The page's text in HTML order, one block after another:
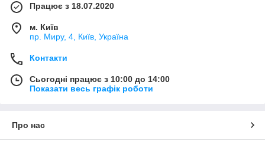
Працює з 18.07.2020
м. Київ
пр. Миру, 4, Київ, Україна
Контакти
Сьогодні працює з 10:00 до 14:00
Показати весь графік роботи
Про нас